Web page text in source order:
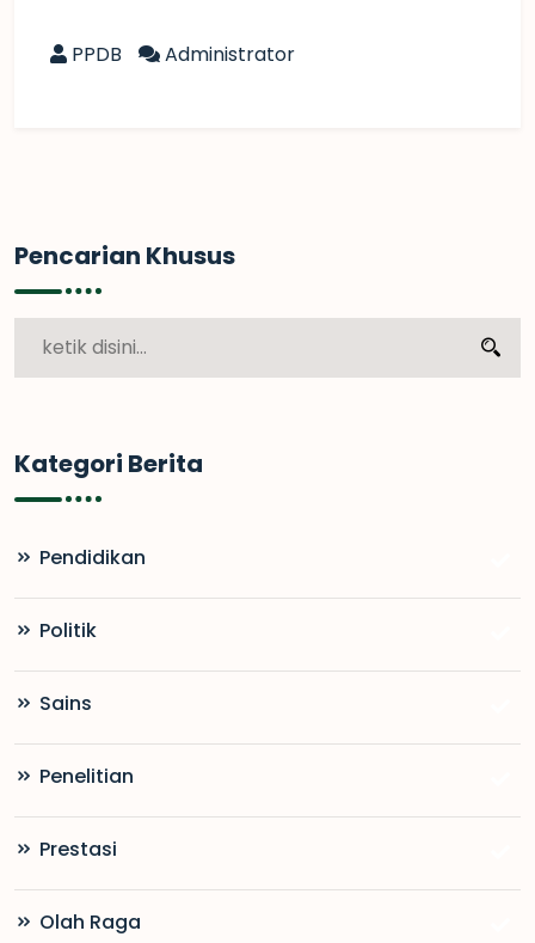
PPDB Administrator
Pencarian Khusus
Kategori Berita
Pendidikan
Politik
Sains
Penelitian
Prestasi
Olah Raga